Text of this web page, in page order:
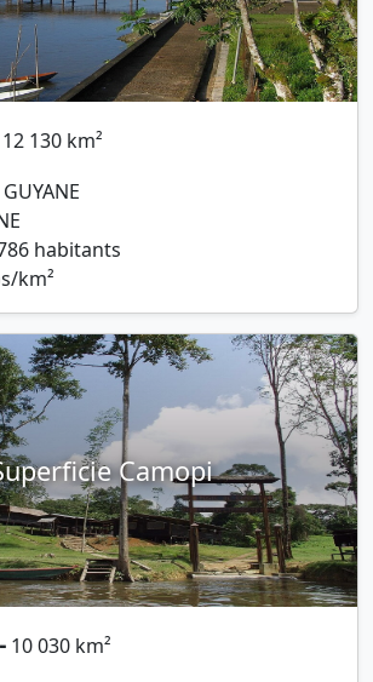
12 130 km²
habitants
km²
Camopi
10 030 km²